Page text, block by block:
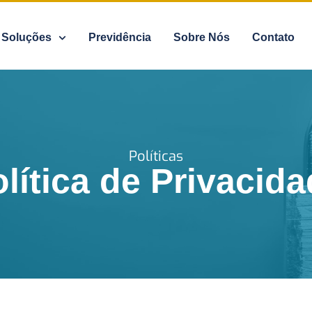
Soluções Previdência Sobre Nós Contato
Políticas
de